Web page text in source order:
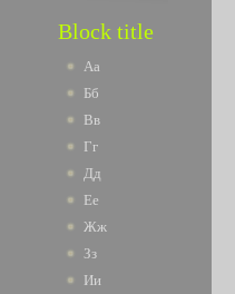
Block title
Аа
Бб
Вв
Гг
Дд
Ее
Жж
Зз
Ии